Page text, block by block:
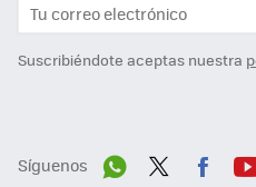
Suscribiéndote aceptas nuestra
Síguenos